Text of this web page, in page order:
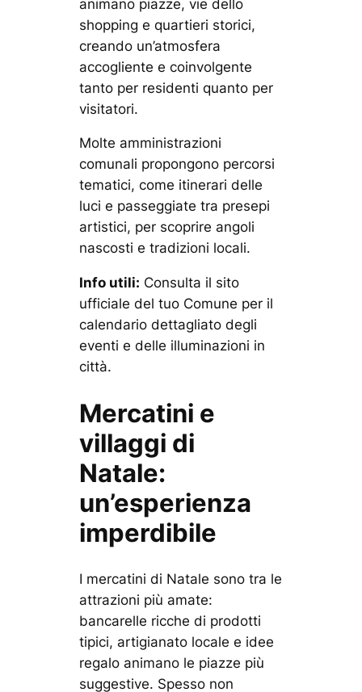
animano piazze, vie dello
shopping e quartieri storici,
creando un’atmosfera
accogliente e coinvolgente
tanto per residenti quanto per
visitatori.
Molte amministrazioni
comunali propongono percorsi
tematici, come itinerari delle
luci e passeggiate tra presepi
artistici, per scoprire angoli
nascosti e tradizioni locali.
Info utili: Consulta il sito
ufficiale del tuo Comune per il
calendario dettagliato degli
eventi e delle illuminazioni in
città.
Mercatini e
villaggi di
Natale:
un’esperienza
imperdibile
I mercatini di Natale sono tra le
attrazioni più amate:
bancarelle ricche di prodotti
tipici, artigianato locale e idee
regalo animano le piazze più
suggestive. Spesso non